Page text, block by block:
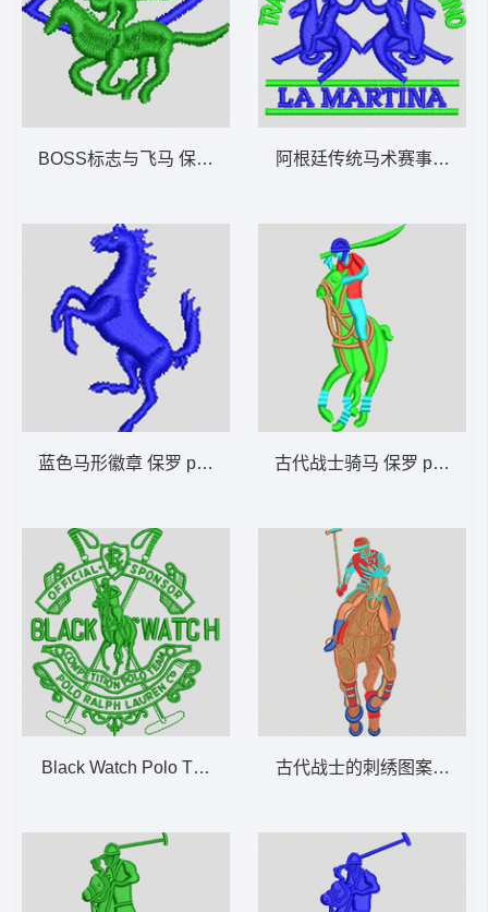
BOSS标志与飞马 保罗 polo 骑马 男装
蓝色马形徽章 保罗 polo 骑马 男装
Black Watch Polo Team 保罗 polo 骑马 男
阿根廷传统马术赛事 保罗
古代战士骑马 保罗 polo 骑
古代战士的刺绣图案 保罗